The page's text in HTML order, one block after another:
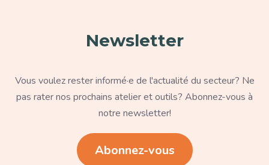
Newsletter
Vous voulez rester informé·e de l'actualité du secteur? Ne
pas rater nos prochains atelier et outils? Abonnez-vous à
notre newsletter!
Abonnez-vous